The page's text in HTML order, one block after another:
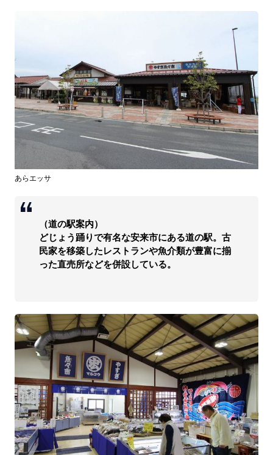
あらエッサ
（道の駅案内）
どじょう踊りで有名な安来市にある道の駅。古
民家を移築したレストランや魚介類が豊富に揃
った直売所などを併設している。